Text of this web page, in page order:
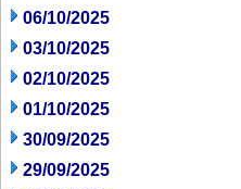
06/10/2025
03/10/2025
02/10/2025
01/10/2025
30/09/2025
29/09/2025